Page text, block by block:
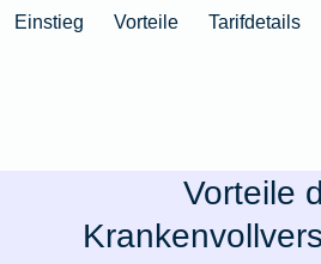
Einstieg Vorteile Tarifdetails
Vorteile